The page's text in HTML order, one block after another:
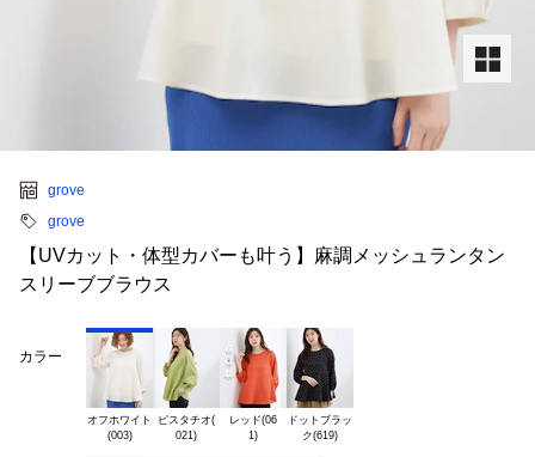
grove
grove
【UVカット・体型カバーも叶う】麻調メッシュランタン
スリーブブラウス
カラー
オフホワイト
(003)
ピスタチオ(
レッド(06
ドットブラッ